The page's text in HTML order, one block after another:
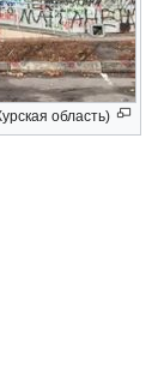
область)